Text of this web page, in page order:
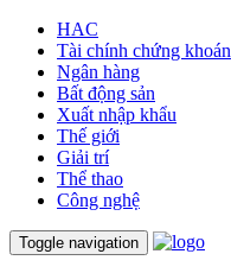
HAC
Tài chính chứng khoán
Ngân hàng
Bất động sản
Xuất nhập khẩu
Thế giới
Giải trí
Thể thao
Công nghệ
Toggle navigation